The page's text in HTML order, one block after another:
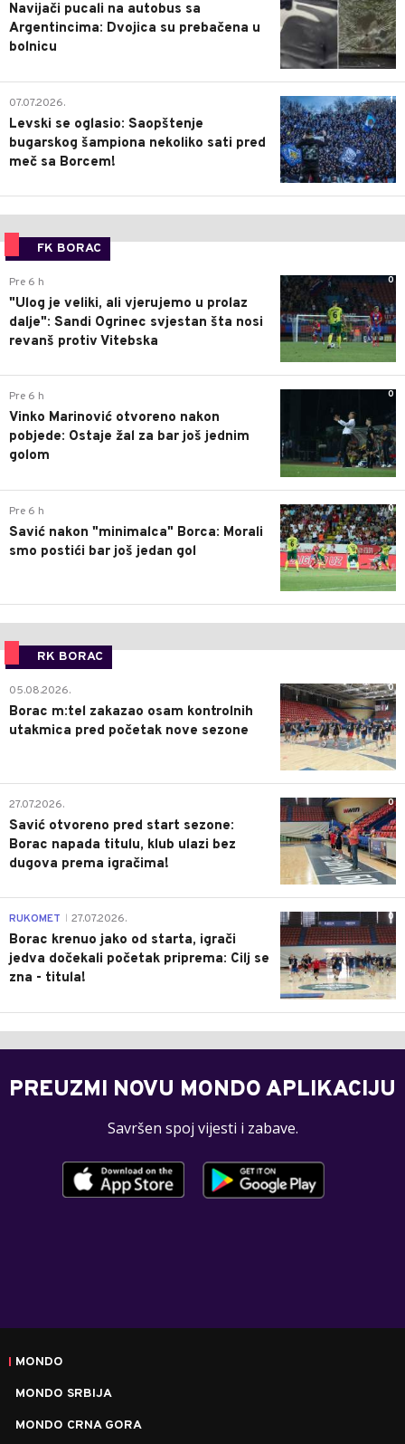
Navijači pucali na autobus sa
Argentincima: Dvojica su prebačena u
bolnicu
1
07.07.2026.
Levski se oglasio: Saopštenje
bugarskog šampiona nekoliko sati pred
meč sa Borcem!
FK BORAC
0
Pre 6 h
"Ulog je veliki, ali vjerujemo u prolaz
dalje": Sandi Ogrinec svjestan šta nosi
revanš protiv Vitebska
0
Pre 6 h
Vinko Marinović otvoreno nakon
pobjede: Ostaje žal za bar još jednim
golom
0
Pre 6 h
Savić nakon "minimalca" Borca: Morali
smo postići bar još jedan gol
RK BORAC
0
05.08.2026.
Borac m:tel zakazao osam kontrolnih
utakmica pred početak nove sezone
0
27.07.2026.
Savić otvoreno pred start sezone:
Borac napada titulu, klub ulazi bez
dugova prema igračima!
0
RUKOMET 27.07.2026.
Borac krenuo jako od starta, igrači
jedva dočekali početak priprema: Cilj se
zna - titula!
PREUZMI NOVU MONDO APLIKACIJU
Savršen spoj vijesti i zabave.
MONDO
MONDO SRBIJA
MONDO CRNA GORA